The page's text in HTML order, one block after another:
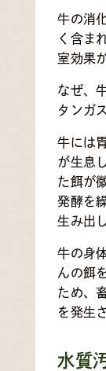
牛の消
く含ま
室効果
なぜ、
タンガ
牛には
が生息
た餌が
発酵を
生み出
牛の身
んの餌
ため、
を発生
水質